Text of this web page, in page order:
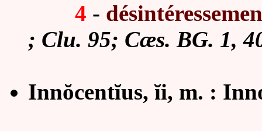
4 -
; Clu. 95; Cæs. BG. 1,
Innŏcentĭus, ĭi, m. :